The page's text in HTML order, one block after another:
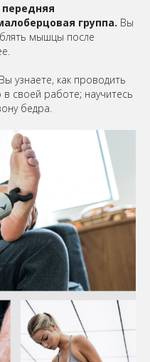
группа. Вы
мышцы после
Вы узнаете, как проводить
своей работе; научитесь
бедра.